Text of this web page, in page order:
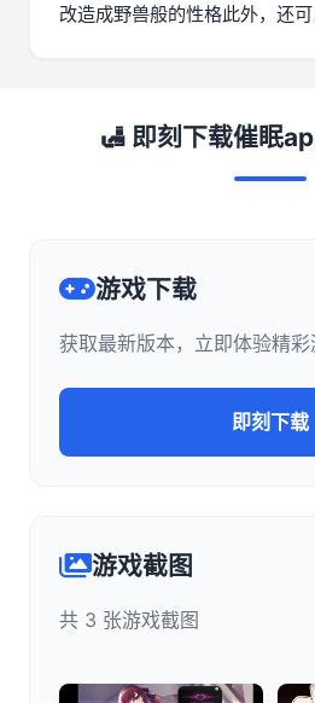
改造成野兽般的性格此外，还
🛃 即刻下载催眠
游戏下载
获取最新版本，立即体验精彩
即刻下载
游戏截图
共 3 张游戏截图